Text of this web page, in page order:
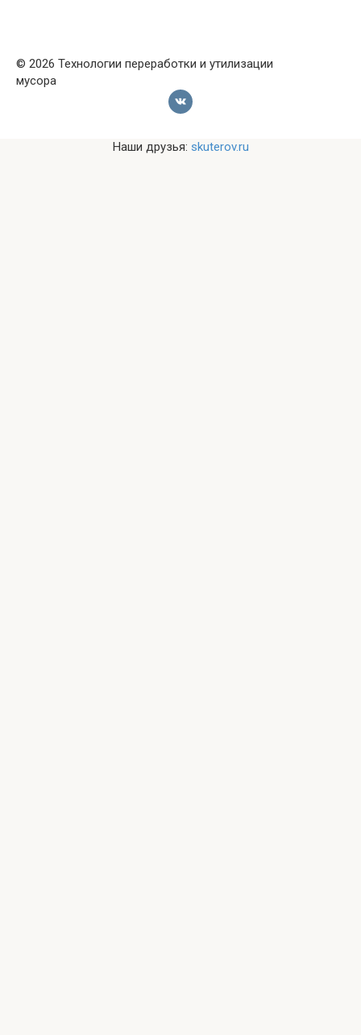
© 2026 Технологии переработки и утилизации
мусора
Наши друзья: skuterov.ru